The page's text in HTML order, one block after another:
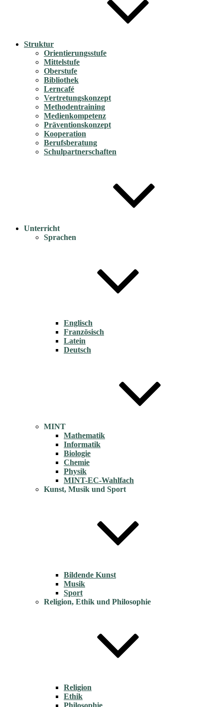
Struktur
Orientierungsstufe
Mittelstufe
Oberstufe
Bibliothek
Lerncafé
Vertretungskonzept
Methodentraining
Medienkompetenz
Präventionskonzept
Kooperation
Berufsberatung
Schulpartnerschaften
Unterricht
Sprachen
Englisch
Französisch
Latein
Deutsch
MINT
Mathematik
Informatik
Biologie
Chemie
Physik
MINT-EC-Wahlfach
Kunst, Musik und Sport
Bildende Kunst
Musik
Sport
Religion, Ethik und Philosophie
Religion
Ethik
Philosophie